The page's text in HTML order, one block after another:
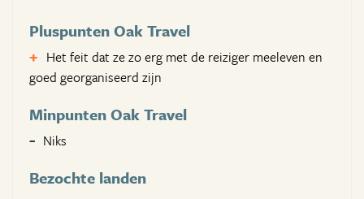
Pluspunten Oak Travel
Het feit dat ze zo erg met de reiziger meeleven en
goed georganiseerd zijn
Minpunten Oak Travel
Niks
Bezochte landen